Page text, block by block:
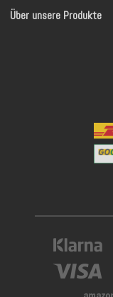
Über unsere Produkte